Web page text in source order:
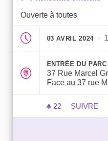
Ouverte à toutes
03 AVRIL 2024 ·
ENTRÉE DU
37 Rue Marcel
Face au 37 rue
22 22
SUIVRE